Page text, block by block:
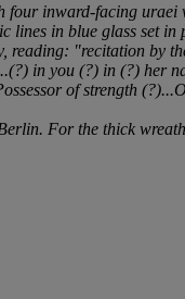
four inward-facing uraei
lines in blue glass set in
reading: "recitation by
in you (?) in (?) her
of strength
. For the thick